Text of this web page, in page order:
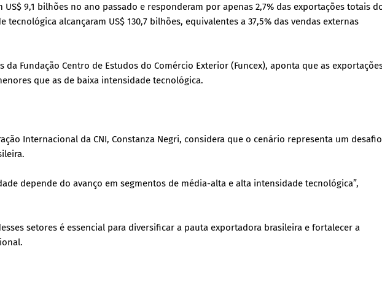
9,1 bilhões no ano passado e responderam por apenas 2,7% das exportações totais
alcançaram US$ 130,7 bilhões, equivalentes a 37,5% das vendas externas
Fundação Centro de Estudos do Comércio Exterior (Funcex), aponta que as
que as de baixa intensidade tecnológica.
Internacional da CNI, Constanza Negri, considera que o cenário representa um desafio
depende do avanço em segmentos de média-alta e alta intensidade tecnológica”,
setores é essencial para diversificar a pauta exportadora brasileira e fortalecer a